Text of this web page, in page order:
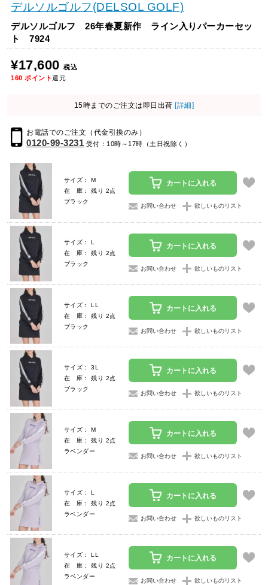
デルソルゴルフ(DELSOL GOLF)
デルソルゴルフ 26年春夏新作 ライン入りパーカーセッ
ト 7924
¥17,600 税込
160 ポイント還元
15時までのご注文は即日出荷 [詳細]
お電話でのご注文（代金引換のみ）
0120-99-3231 受付：10時～17時（土日祝除く）
サイズ： M
在 庫： 残り 2点
ブラック
カートに入れる
お問い合わせ 欲しいものリスト
サイズ： L
在 庫： 残り 2点
ブラック
カートに入れる
お問い合わせ 欲しいものリスト
サイズ： LL
在 庫： 残り 2点
ブラック
カートに入れる
お問い合わせ 欲しいものリスト
サイズ： 3L
在 庫： 残り 2点
ブラック
カートに入れる
お問い合わせ 欲しいものリスト
サイズ： M
在 庫： 残り 2点
ラベンダー
カートに入れる
お問い合わせ 欲しいものリスト
サイズ： L
在 庫： 残り 2点
ラベンダー
カートに入れる
お問い合わせ 欲しいものリスト
サイズ： LL
在 庫： 残り 2点
ラベンダー
カートに入れる
お問い合わせ 欲しいものリスト